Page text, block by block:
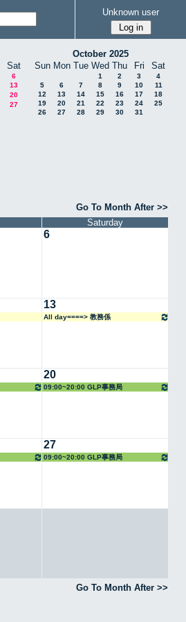
Unknown user
Sat
6
13
20
27
October 2025
Sun Mon Tue Wed Thu Fri Sat
1 2 3
4
5
6 7 8 9 10
11
12
13 14 15 16 17
18
19
20 21 22 23 24
25
26
27 28 29 30 31
Go To Month After >>
Saturday
6
13
All day====> 教務係
20
09:00~20:00 GLP事務局
27
09:00~20:00 GLP事務局
Go To Month After >>